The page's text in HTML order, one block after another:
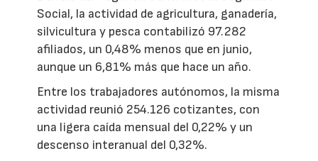
Social, la actividad de agricultura, ganadería,
silvicultura y pesca contabilizó 97.282
afiliados, un 0,48% menos que en junio,
aunque un 6,81% más que hace un año.
Entre los trabajadores autónomos, la misma
actividad reunió 254.126 cotizantes, con
una ligera caída mensual del 0,22% y un
descenso interanual del 0,32%.